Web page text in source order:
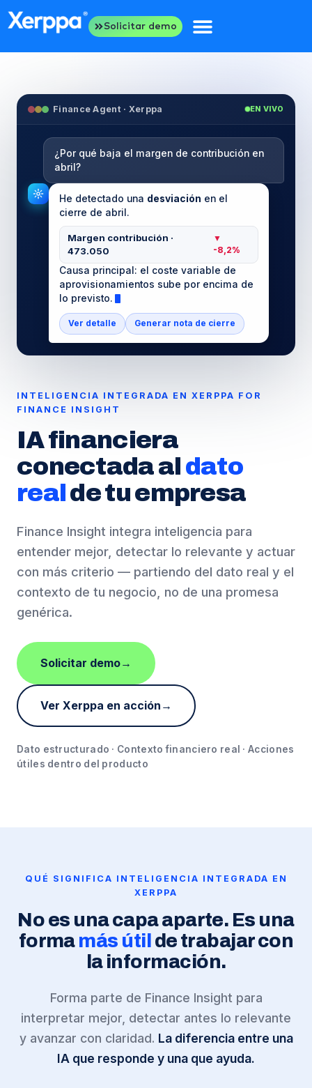
Solicitar demo
INTELIGENCIA INTEGRADA EN XERPPA FOR
FINANCE INSIGHT
IA financiera
conectada al dato
realde tu empresa
Finance Insight integra inteligencia para
entender mejor, detectar lo relevante y actuar
con más criterio — partiendo del dato real y el
contexto de tu negocio, no de una promesa
genérica.
Solicitar demo
Ver Xerppa en acción
Dato estructurado · Contexto financiero real · Acciones
útiles dentro del producto
Finance Agent · Xerppa EN VIVO
¿Por qué baja el margen de contribución en
abril?
He detectado una desviación en el
cierre de abril.
Margen contribución ·
473.050
▼
-8,2%
Causa principal: el coste variable de
aprovisionamientos sube por encima de
lo previsto.
Ver detalle Generar nota de cierre
QUÉ SIGNIFICA INTELIGENCIA INTEGRADA EN
XERPPA
No es una capa aparte. Es una
forma más útil de trabajar con
la información.
Forma parte de Finance Insight para
interpretar mejor, detectar antes lo relevante
y avanzar con claridad. La diferencia entre una
IA que responde y una que ayuda.